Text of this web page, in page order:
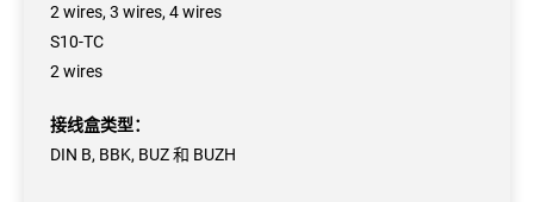
2 wires, 3 wires, 4 wires
S10-TC
2 wires
接线盒类型：
DIN B, BBK, BUZ 和 BUZH